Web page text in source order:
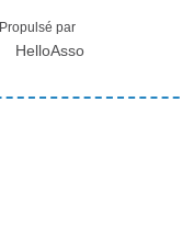
Propulsé par
HelloAsso